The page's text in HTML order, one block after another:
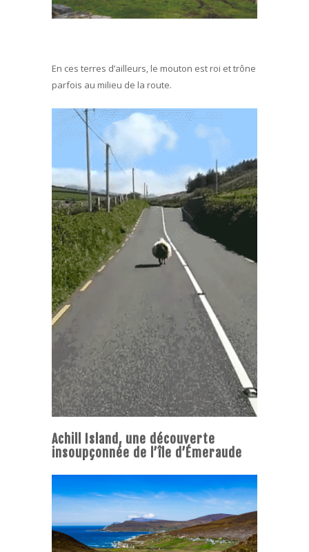
En ces terres d’ailleurs, le mouton est roi et trône
parfois au milieu de la route.
Achill Island, une découverte
insoupçonnée de l’île d’Émeraude